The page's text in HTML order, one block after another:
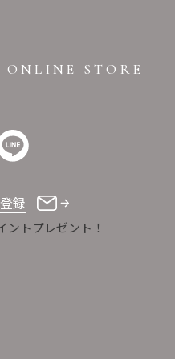
ONLINE STORE
録
ントプレゼント！